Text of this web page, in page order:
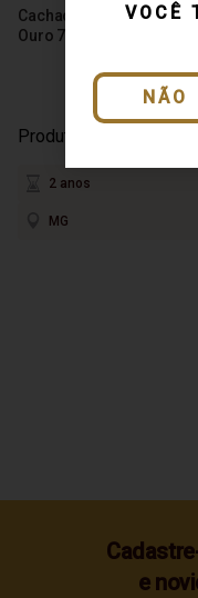
VOCÊ
NÃO
Cachaça Charmosa de
Ouro 700ml
Produto Esgotado
2 anos
MG
e